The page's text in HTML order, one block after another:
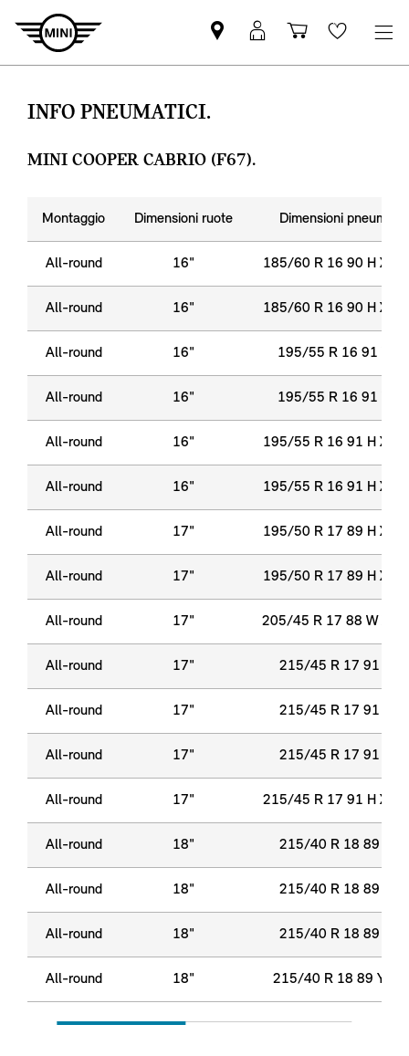
Trovi
partner
MyMini
login
Carrello
degli
Wishlist
INFO PNEUMATICI.
MINI COOPER CABRIO (F67).
Montaggio Dimensioni ruote Dimensioni
All-round 16" 185/60 R 16 90 H XL
All-round 16" 185/60 R 16 90 H XL
All-round 16" 195/55 R 16 91 W
All-round 16" 195/55 R 16 91 W
All-round 16" 195/55 R 16 91 H XL
All-round 16" 195/55 R 16 91 H XL
All-round 17" 195/50 R 17 89 H XL
All-round 17" 195/50 R 17 89 H XL
All-round 17" 205/45 R 17 88 W XL
All-round 17" 215/45 R 17 91 Y
All-round 17" 215/45 R 17 91 Y
All-round 17" 215/45 R 17 91 Y
All-round 17" 215/45 R 17 91 H XL
All-round 18" 215/40 R 18 89 Y
All-round 18" 215/40 R 18 89 Y
All-round 18" 215/40 R 18 89 Y
All-round 18" 215/40 R 18 89 Y XL